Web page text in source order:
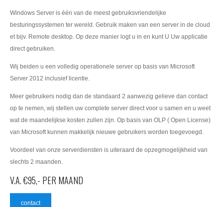
Windows Server is één van de meest gebruiksvriendelijke
besturingssystemen ter wereld. Gebruik maken van een server in de cloud
et bijv. Remote desktop. Op deze manier logt u in en kunt U Uw applicatie
direct gebruiken.
Wij beiden u een volledig operationele server op basis van Microsoft
Server 2012 inclusief licentie.
Meer gebruikers nodig dan de standaard 2 aanwezig gelieve dan contact
op te nemen, wij stellen uw complete server direct voor u samen en u weet
wat de maandelijkse kosten zullen zijn. Op basis van OLP ( Open License)
van Microsoft kunnen makkelijk nieuwe gebruikers worden toegevoegd.
Voordeel van onze serverdiensten is uiteraard de opzegmogelijkheid van
slechts 2 maanden.
V.A. €95,- PER MAAND
contact